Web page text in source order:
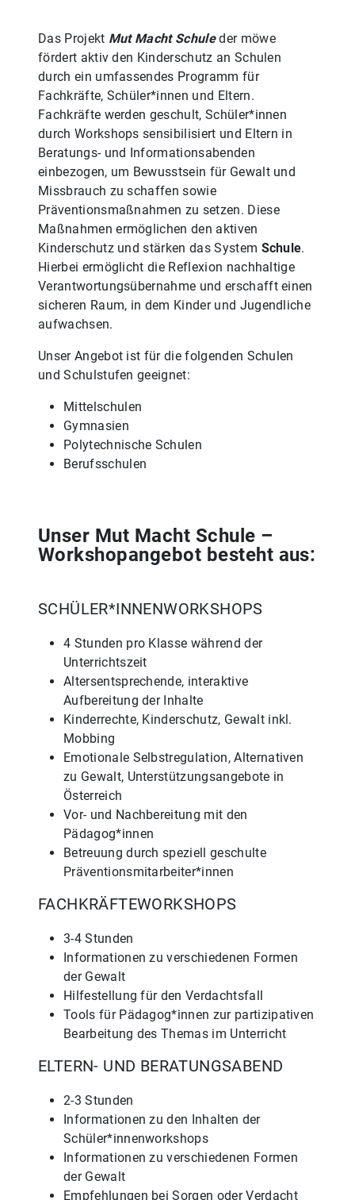
Das Projekt Mut Macht Schuleder möwe
fördert aktiv den Kinderschutz an Schulen
durch ein umfassendes Programm für
Fachkräfte, Schüler*innen und Eltern.
Fachkräfte werden geschult, Schüler*innen
durch Workshops sensibilisiert und Eltern in
Beratungs- und Informationsabenden
einbezogen, um Bewusstsein für Gewalt und
Missbrauch zu schaffen sowie
Präventionsmaßnahmen zu setzen. Diese
Maßnahmen ermöglichen den aktiven
Kinderschutz und stärken das System Schule.
Hierbei ermöglicht die Reflexion nachhaltige
Verantwortungsübernahme und erschafft einen
sicheren Raum, in dem Kinder und Jugendliche
aufwachsen.
Unser Angebot ist für die folgenden Schulen
und Schulstufen geeignet:
Mittelschulen
Gymnasien
Polytechnische Schulen
Berufsschulen
Unser Mut Macht Schule –
Workshopangebot besteht aus:
SCHÜLER*INNENWORKSHOPS
4 Stunden pro Klasse während der
Unterrichtszeit
Altersentsprechende, interaktive
Aufbereitung der Inhalte
Kinderrechte, Kinderschutz, Gewalt inkl.
Mobbing
Emotionale Selbstregulation, Alternativen
zu Gewalt, Unterstützungsangebote in
Österreich
Vor- und Nachbereitung mit den
Pädagog*innen
Betreuung durch speziell geschulte
Präventionsmitarbeiter*innen
FACHKRÄFTEWORKSHOPS
3-4 Stunden
Informationen zu verschiedenen Formen
der Gewalt
Hilfestellung für den Verdachtsfall
Tools für Pädagog*innen zur partizipativen
Bearbeitung des Themas im Unterricht
ELTERN- UND BERATUNGSABEND
2-3 Stunden
Informationen zu den Inhalten der
Schüler*innenworkshops
Informationen zu verschiedenen Formen
der Gewalt
Empfehlungen bei Sorgen oder Verdacht